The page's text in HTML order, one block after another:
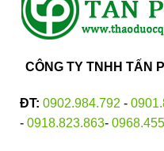
CÔNG TY TNHH TẤN
ĐT: 0902.984.792 -
- 0918.823.863-